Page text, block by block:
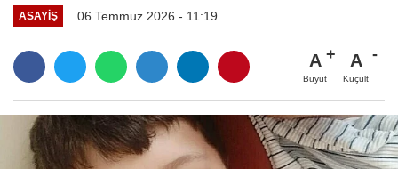
ASAYIŞ 06 Temmuz 2026 - 11:19
A
Büyüt
A
Küçült